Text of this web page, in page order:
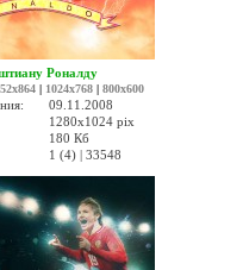
Роналду
| 1024x768 | 800x600
09.11.2008
1280x1024 pix
180 Кб
1 (4) | 33548